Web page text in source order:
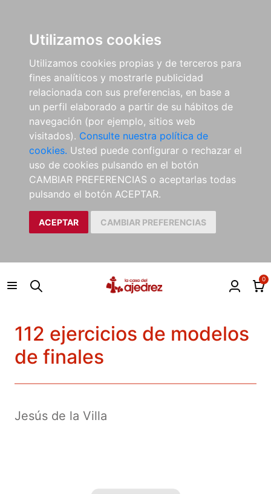
Utilizamos cookies
Utilizamos cookies propias y de terceros para
fines analíticos y mostrarle publicidad
relacionada con sus preferencias, en base a
un perfil elaborado a partir de su hábitos de
navegación (por ejemplo, sitios web
visitados). Consulte nuestra política de
cookies. Usted puede configurar o rechazar el
uso de cookies pulsando en el botón
CAMBIAR PREFERENCIAS o aceptarlas todas
pulsando el botón ACEPTAR.
ACEPTAR CAMBIAR PREFERENCIAS
0
112 ejercicios de modelos
de finales
Jesús de la Villa